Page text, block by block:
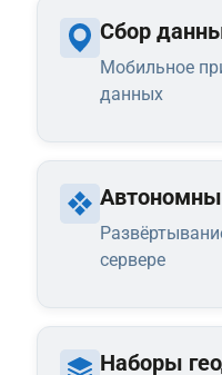
Сбор
Мобильное
данных
сервере
Наборы